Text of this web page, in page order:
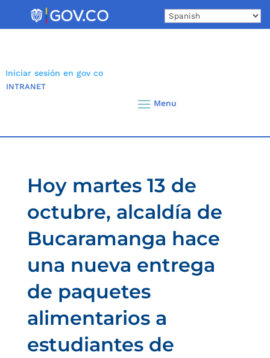
Iniciar sesión en gov co
INTRANET
Hoy martes 13 de
octubre, alcaldía de
Bucaramanga hace
una nueva entrega
de paquetes
alimentarios a
estudiantes de